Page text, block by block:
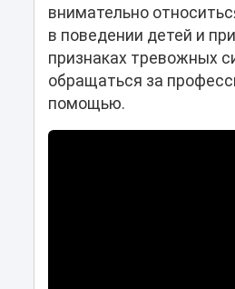
внимательно
в поведении детей и
признаках тревожных
обращаться за
помощью.